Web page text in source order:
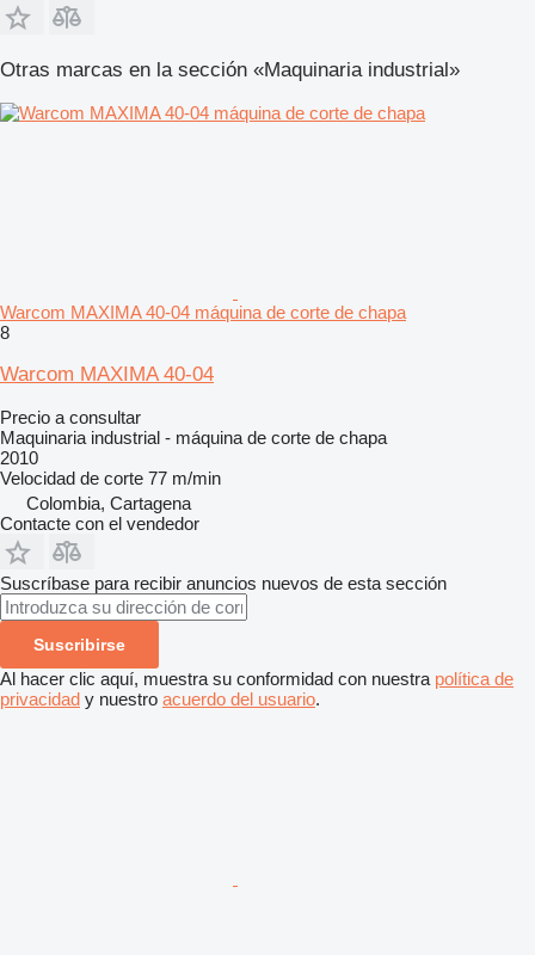
Otras marcas en la sección «Maquinaria industrial»
Warcom MAXIMA 40-04 máquina de corte de chapa
8
Warcom MAXIMA 40-04
Precio a consultar
Maquinaria industrial - máquina de corte de chapa
2010
Velocidad de corte 77 m/min
Colombia, Cartagena
Contacte con el vendedor
Suscríbase para recibir anuncios nuevos de esta sección
Suscribirse
Al hacer clic aquí, muestra su conformidad con nuestra política de
privacidad y nuestro acuerdo del usuario.